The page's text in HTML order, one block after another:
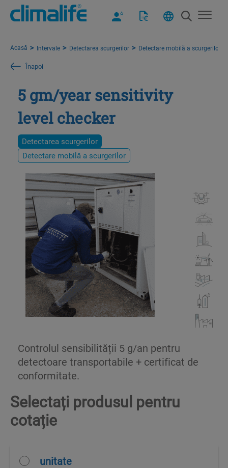
Acasă Intervale Detectarea scurgerilor Detectare mobilă a scurgerilor
Înapoi
5 gm/year sensitivity
level checker
Detectarea scurgerilor
Detectare mobilă a scurgerilor
Controlul sensibilității 5 g/an pentru
detectoare transportabile + certificat de
conformitate.
Selectați produsul pentru
cotație
unitate